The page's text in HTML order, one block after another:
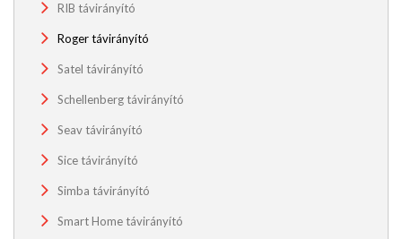
RIB távirányító
Roger távirányító
Satel távirányító
Schellenberg távirányító
Seav távirányító
Sice távirányító
Simba távirányító
Smart Home távirányító